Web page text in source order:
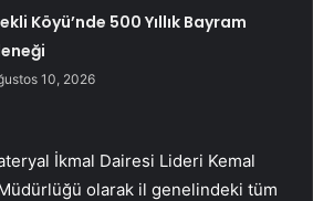
Köyü’nde 500 Yıllık Bayram
10, 2026
İkmal Dairesi Lideri Kemal
olarak il genelindeki tüm